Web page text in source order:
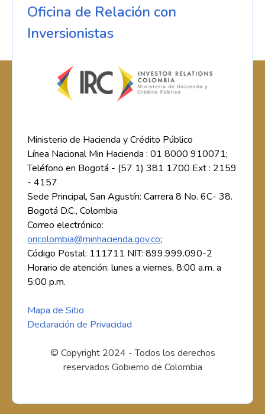
Oficina de Relación con
Inversionistas
Ministerio de Hacienda y Crédito Público
Línea Nacional Min Hacienda : 01 8000 910071;
Teléfono en Bogotá - (57 1) 381 1700 Ext : 2159
- 4157
Sede Principal, San Agustín: Carrera 8 No. 6C- 38.
Bogotá D.C., Colombia
Correo electrónico:
oricolombia@minhacienda.gov.co;
Código Postal: 111711 NIT: 899.999.090-2
Horario de atención: lunes a viernes, 8:00 a.m. a
5:00 p.m.
Mapa de Sitio
Declaración de Privacidad
© Copyright 2024 - Todos los derechos
reservados Gobierno de Colombia